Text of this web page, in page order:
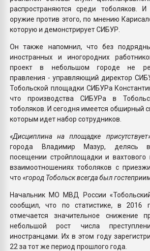
распространяются среди тоболяков.
оружие против этого, по мнению
которую и демонстрирует СИБУР.
Он также напомнил, что без
иностранных и иногородних
проект в небольшом городе не
правления - управляющий директор
Тобольской площадки СИБУРа
что производства СИБУРа в
тоболяков. И сегодня имеется обширный
которым идет набор сотрудников.
«Дисциплина на площадке
города Владимир Мазур, делясь
посещении стройплощадки и вахтового
взаимоотношениях тоболяков с
что «город Тобольск всегда был
Начальник МО МВД России
сообщил, что по статистике, в 2016
отмечается значительное снижение
небольшой рост числа
иностранцами. Их в этом году
22 за тот же период прошлого года.